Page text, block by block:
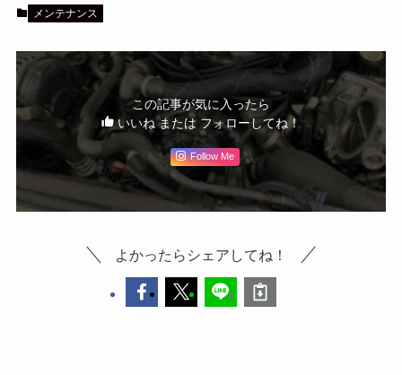
メンテナンス
この記事が気に入ったら
いいね または フォローしてね！
Follow Me
よかったらシェアしてね！